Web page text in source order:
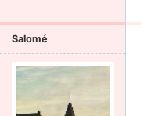
Salomé